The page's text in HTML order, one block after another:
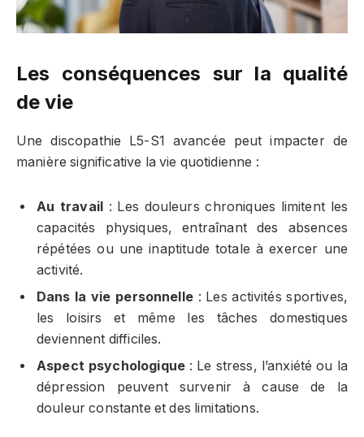
Les conséquences sur la qualité
de vie
Une discopathie L5-S1 avancée peut impacter de
manière significative la vie quotidienne :
Au travail : Les douleurs chroniques limitent les
capacités physiques, entraînant des absences
répétées ou une inaptitude totale à exercer une
activité.
Dans la vie personnelle: Les activités sportives,
les loisirs et même les tâches domestiques
deviennent difficiles.
Aspect psychologique : Le stress, l’anxiété ou la
dépression peuvent survenir à cause de la
douleur constante et des limitations.